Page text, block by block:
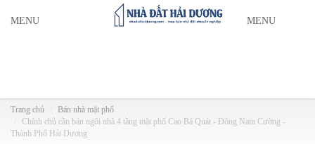
MENU MENU
Trang chủ
Bán nhà mặt phố
Chính chủ cần bán ngôi nhà 4 tầng mặt phố Cao Bá Quát - Đông Nam Cường -
Thành Phố Hải Dương